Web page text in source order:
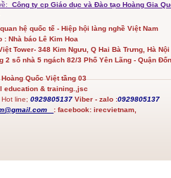
Công ty cp Giáo dục và Đào tạo Hoàng Gia
hệ quốc tế - Hiệp hội làng nghề Việt Nam
: Nhà báo Lê Kim Hoa
Tower- 348 Kim Ngưu, Q Hai Bà Trưng, Hà Nội
2 số nhà 5 ngách 82/3 Phố Yên Lãng - Quận
Hoàng Quốc Việt tầng 03
education & training.,jsc
Hot line; 0929805137 Viber - zalo :0929805137
:facebook: irecvietnam,